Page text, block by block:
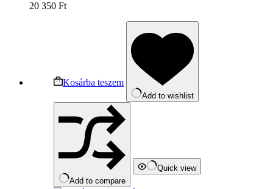
20 350 Ft
Kosárba teszem
Add to wishlist
Add to compare
Quick view